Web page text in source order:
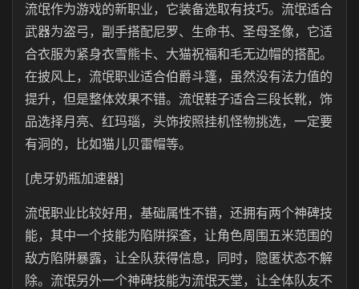
流氓作为游戏的新职业，它装备选取有技巧。流氓适合
武器为盗弓，副手搭配尼罗、生命书、圣母圣像，它适
合衣服为紧身衣雪熊卡、大猫祝福和毛无边帽的搭配。
在披风上，流氓职业适合伯爵斗篷，虽然没有法力值的
提升，但是整体效果不错。流氓鞋子适合三段长靴，饰
品选择月亮、红玛瑙，头饰按照挂机怪物挑选，一定要
有洞的，比如猫儿贝雷帽等。
[虎牙奶瓶加速器]
流氓职业比较好用，基础属性不错，还拥有两个神碑技
能，其中一个技能为陷阱探查，让角色周围五米范围的
敌方陷阱暴露，让全队获得信息，同时，隐匿状态不解
除。流氓另外一个神碑技能为流氓天堂，让全体队友不